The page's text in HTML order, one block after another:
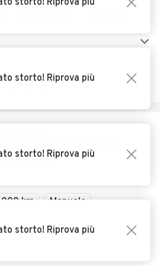
(BO)
con servosterzo e
!
km Manuale
storto! Riprova più
storto! Riprova più
storto! Riprova più
storto! Riprova più